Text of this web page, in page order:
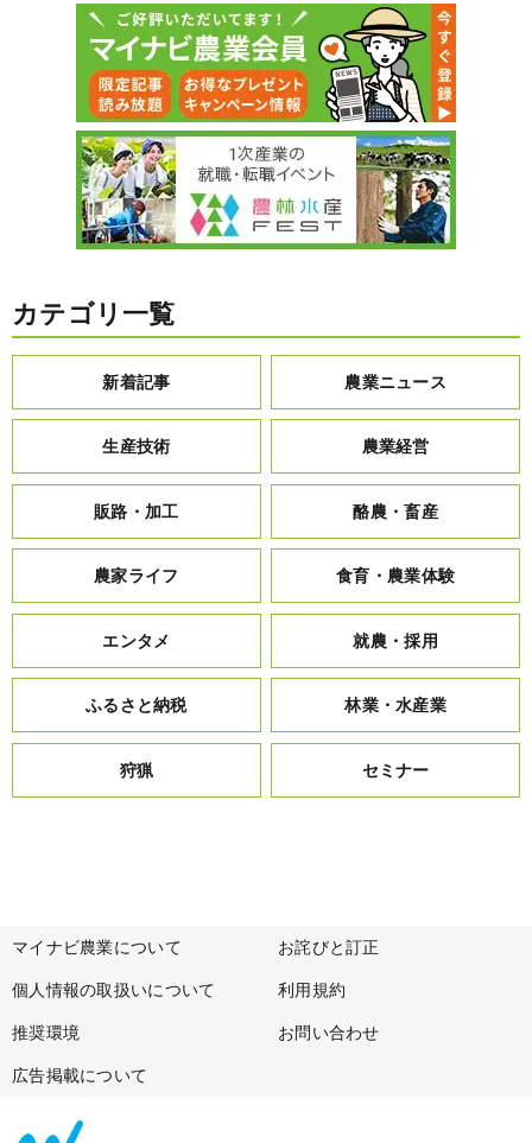
カテゴリ一覧
新着記事 農業ニュース
生産技術 農業経営
販路・加工 酪農・畜産
農家ライフ 食育・農業体験
エンタメ 就農・採用
ふるさと納税 林業・水産業
狩猟 セミナー
マイナビ農業について お詫びと訂正
個人情報の取扱いについて 利用規約
推奨環境 お問い合わせ
広告掲載について